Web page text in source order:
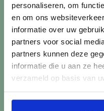
personaliseren, om
en om ons
informatie over uw
partners voor social
partners kunnen deze
informatie die u aan ze
verzameld op basis van